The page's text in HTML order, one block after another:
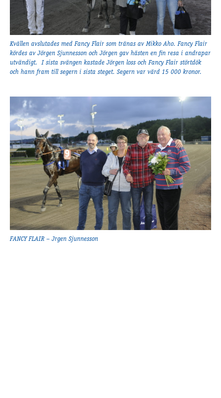
Kvällen avslutades med Fancy Flair som tränas av Mikko Aho. Fancy Flair
kördes av Jörgen Sjunnesson och Jörgen gav hästen en fin resa i andrapar
utvändigt. I sista svängen kastade Jörgen loss och Fancy Flair störtdök
och hann fram till segern i sista steget. Segern var värd 15 000 kronor.
FANCY FLAIR – Jrgen Sjunnesson